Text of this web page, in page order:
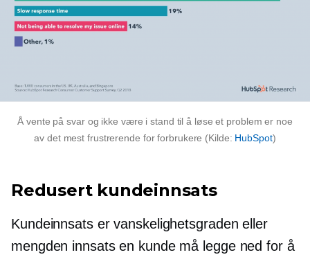
Å vente på svar og ikke være i stand til å løse et problem er noe
av det mest frustrerende for forbrukere (Kilde: HubSpot)
Redusert kundeinnsats
Kundeinnsats er vanskelighetsgraden eller
mengden innsats en kunde må legge ned for å